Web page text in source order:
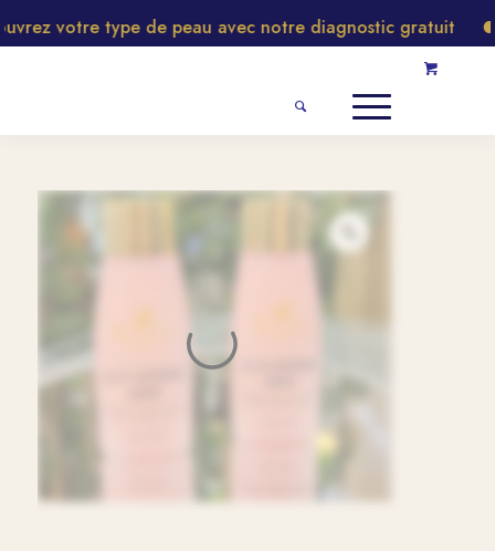
votre type de peau avec notre diagnostic gratuit